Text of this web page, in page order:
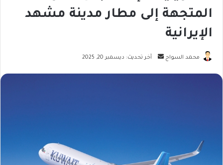
المتجهة إلى مطار مدينة مشهد
الإيرانية
محمد السواح
أرسلآخر تحديث: ديسمبر 20, 2025